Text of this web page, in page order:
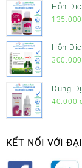
Hỗn
Ho,
135.000
Hỗn
Tiêu
300.000
Dung
Sổ Mũi
40.000
KẾT NỐI VỚI